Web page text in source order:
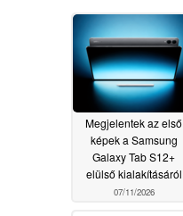
Megjelentek az első
képek a Samsung
Galaxy Tab S12+
elülső kialakításáról
07/11/2026